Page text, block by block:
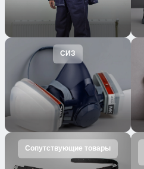
СИЗ
Сопутствующие товары